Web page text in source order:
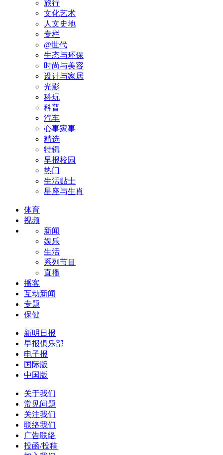
旅行
文化艺术
人文史地
专栏
@世代
生态与环保
时尚与美容
设计与家居
光影
科玩
科普
汽车
心事家事
精选
特辑
早报校园
热门
生活贴士
星座与生肖
体育
视频
新闻
娱乐
生活
系列节目
直播
播客
互动新闻
专题
保健
新明日报
早报俱乐部
电子报
国际版
中国版
关于我们
常见问题
关注我们
联络我们
广告联络
投函/投稿